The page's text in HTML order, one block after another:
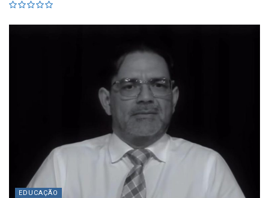
EDUCAÇÃO